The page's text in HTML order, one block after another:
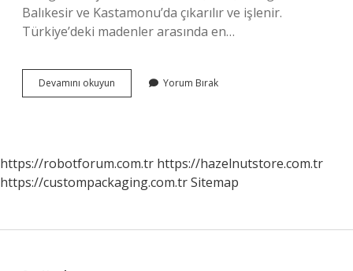
Balıkesir ve Kastamonu’da çıkarılır ve işlenir.
Türkiye’deki madenler arasında en…
Devamını okuyun Artvinde
En
Yorum Bırak
https://robotforum.com.tr https://hazelnutstore.com.tr
https://custompackaging.com.trSitemap